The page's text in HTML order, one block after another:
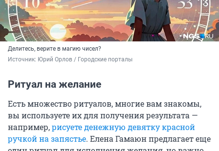
Делитесь, верите в магию чисел?
Источник: Юрий Орлов / Городские порталы
Ритуал на желание
Есть множество ритуалов, многие вам знакомы,
вы используете их для получения результата —
например,рисуете денежную девятку красной
ручкой на запястье. Елена Гамаюн предлагает еще